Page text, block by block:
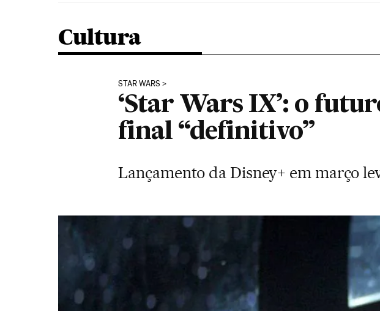
Cultura
STAR WARS
‘Star Wars IX’: o
final “definitivo”
Lançamento da Disney+ em março